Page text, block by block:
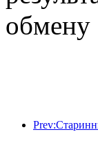
обмену